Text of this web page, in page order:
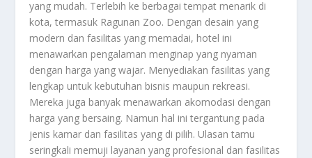
yang mudah. Terlebih ke berbagai tempat menarik di
kota, termasuk Ragunan Zoo. Dengan desain yang
modern dan fasilitas yang memadai, hotel ini
menawarkan pengalaman menginap yang nyaman
dengan harga yang wajar. Menyediakan fasilitas yang
lengkap untuk kebutuhan bisnis maupun rekreasi.
Mereka juga banyak menawarkan akomodasi dengan
harga yang bersaing. Namun hal ini tergantung pada
jenis kamar dan fasilitas yang di pilih. Ulasan tamu
seringkali memuji layanan yang profesional dan fasilitas